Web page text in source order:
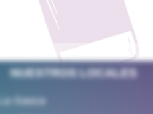
NUESTROS LOCALES
La Gasca